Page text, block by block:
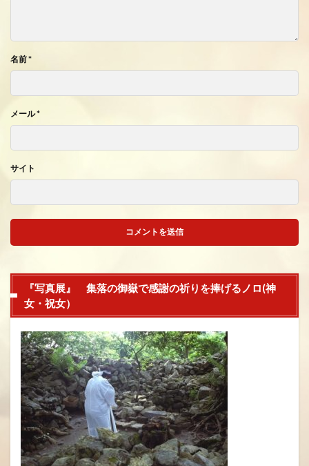
名前*
メール*
サイト
『写真展』 集落の御嶽で感謝の祈りを捧げるノロ(神
女・祝女）